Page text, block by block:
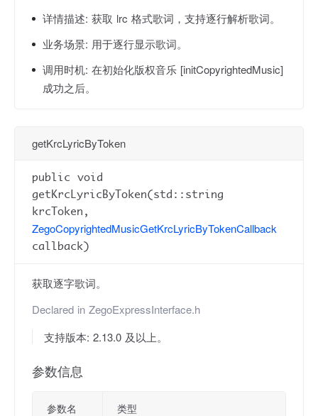
详情描述: 获取 lrc 格式歌词，支持逐行解析歌词。
业务场景: 用于逐行显示歌词。
调用时机: 在初始化版权音乐 [initCopyrightedMusic]
成功之后。
getKrcLyricByToken
public void
getKrcLyricByToken(std::string
krcToken,
ZegoCopyrightedMusicGetKrcLyricByTokenCallback
callback)
获取逐字歌词。
Declared in ZegoExpressInterface.h
支持版本: 2.13.0 及以上。
参数信息
参数名 类型